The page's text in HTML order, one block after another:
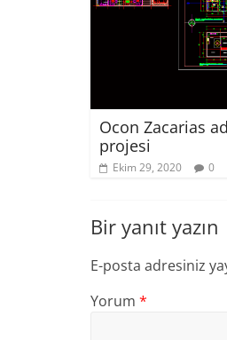
Ocon Zacarias
projesi
Ekim 29, 2020 0
Bir yanıt yazın
E-posta adresiniz
Yorum *